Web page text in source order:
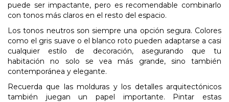
puede ser impactante, pero es recomendable combinarlo
con tonos más claros en el resto del espacio.
Los tonos neutros son siempre una opción segura. Colores
como el gris suave o el blanco roto pueden adaptarse a casi
cualquier estilo de decoración, asegurando que tu
habitación no solo se vea más grande, sino también
contemporánea y elegante.
Recuerda que las molduras y los detalles arquitectónicos
también juegan un papel importante. Pintar estas